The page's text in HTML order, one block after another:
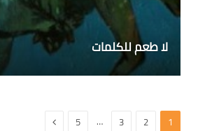
لا طعم للكلمات
1
2
3
…
5 التالي